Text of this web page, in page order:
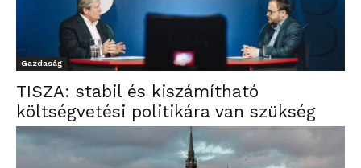
Gazdaság
TISZA: stabil és kiszámítható
költségvetési politikára van szükség